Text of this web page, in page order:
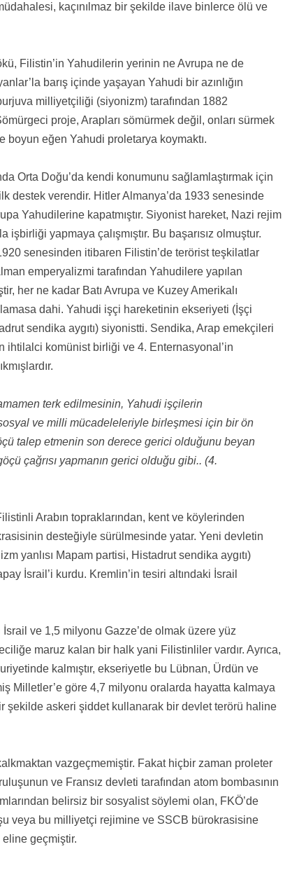
kaçınılmaz bir şekilde ilave binlerce ölü ve
Filistin’in Yahudilerin yerinin ne Avrupa ne de
barış içinde yaşayan Yahudi bir azınlığın
milliyetçiliği (siyonizm) tarafından 1882
proje, Arapları sömürmek değil, onları sürmek
boyun eğen Yahudi proletarya koymaktı.
Orta Doğu’da kendi konumunu sağlamlaştırmak için
destek verendir. Hitler Almanya’da 1933 senesinde
Yahudilerine kapatmıştır. Siyonist hareket, Nazi rejim
yapmaya çalışmıştır. Bu başarısız olmuştur.
senesinden itibaren Filistin’de terörist teşkilatlar
emperyalizmi tarafından Yahudilere yapılan
her ne kadar Batı Avrupa ve Kuzey Amerikalı
dahi. Yahudi işçi hareketinin ekseriyeti (İşçi
sendika aygıtı) siyonistti. Sendika, Arap emekçileri
ihtilalci komünist birliği ve 4. Enternasyonal’in
terk edilmesinin, Yahudi işçilerin
ve milli mücadeleleriyle birleşmesi için bir ön
talep etmenin son derece gerici olduğunu beyan
çağrısı yapmanın gerici olduğu gibi.. (4.
Arabın topraklarından, kent ve köylerinden
desteğiyle sürülmesinde yatar. Yeni devletin
yanlısı Mapam partisi, Histadrut sendika aygıtı)
İsrail’i kurdu. Kremlin’in tesiri altındaki İsrail
ve 1,5 milyonu Gazze’de olmak üzere yüz
maruz kalan bir halk yani Filistinliler vardır. Ayrıca,
kalmıştır, ekseriyetle bu Lübnan, Ürdün ve
Milletler’e göre 4,7 milyonu oralarda hayatta kalmaya
şekilde askeri şiddet kullanarak bir devlet terörü haline
vazgeçmemiştir. Fakat hiçbir zaman proleter
ve Fransız devleti tarafından atom bombasının
belirsiz bir sosyalist söylemi olan, FKÖ’de
veya bu milliyetçi rejimine ve SSCB bürokrasisine
geçmiştir.